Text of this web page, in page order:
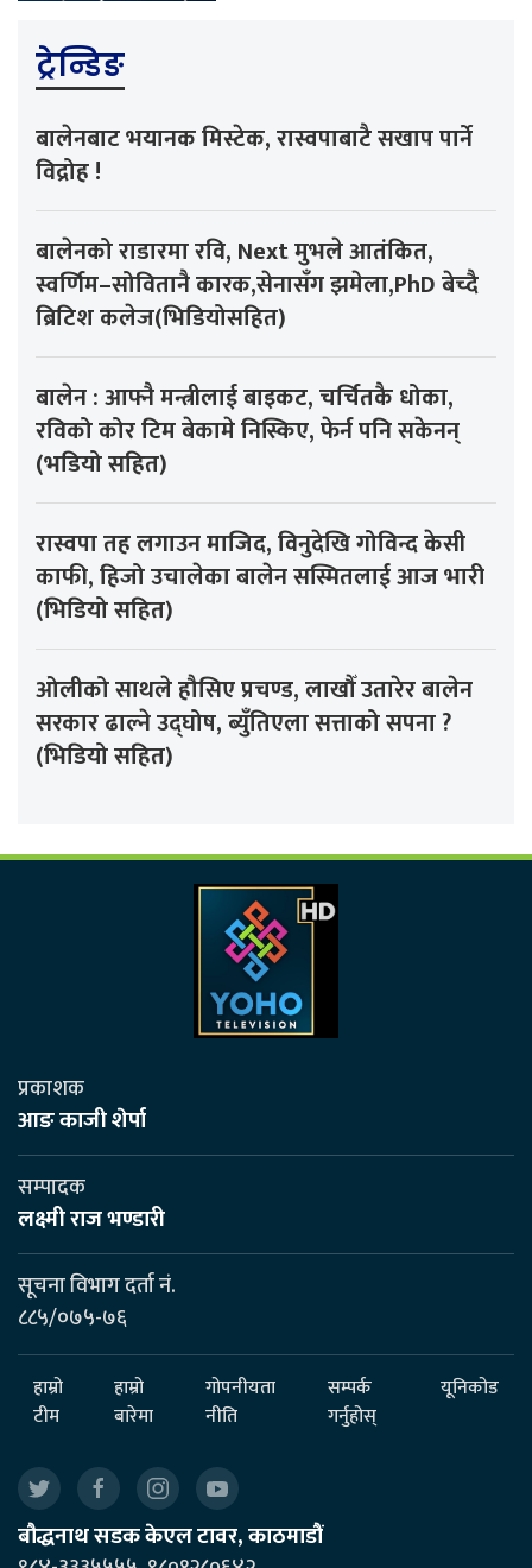
ट्रेन्डिङ
बालेनबाट भयानक मिस्टेक, रास्वपाबाटै सखाप पार्ने
विद्रोह !
बालेनको राडारमा रवि, Next मुभले आतंकित,
स्वर्णिम–सोवितानै कारक,सेनासँग झमेला,PhD बेच्दै
ब्रिटिश कलेज(भिडियोसहित)
बालेन : आफ्नै मन्त्रीलाई बाइकट, चर्चितकै धोका,
रविको कोर टिम बेकामे निस्किए, फेर्न पनि सकेनन्
(भडियो सहित)
रास्वपा तह लगाउन माजिद, विनुदेखि गोविन्द केसी
काफी, हिजो उचालेका बालेन सस्मितलाई आज भारी
(भिडियो सहित)
ओलीको साथले हौसिए प्रचण्ड, लाखौँ उतारेर बालेन
सरकार ढाल्ने उद्घोष, ब्युँतिएला सत्ताको सपना ?
(भिडियो सहित)
प्रकाशक
आङ काजी शेर्पा
सम्पादक
लक्ष्मी राज भण्डारी
सूचना विभाग दर्ता नं.
८८५/०७५-७६
हाम्रो
टीम
हाम्रो
बारेमा
गोपनीयता
नीति
सम्पर्क
गर्नुहोस्
यूनिकोड
बौद्धनाथ सडक केएल टावर, काठमाडौं